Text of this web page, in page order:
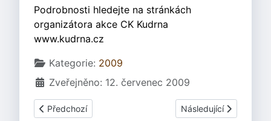
Podrobnosti hledejte na stránkách
organizátora akce CK Kudrna
www.kudrna.cz
Základní údaje
Kategorie: 2009
Zveřejněno: 12. červenec 2009
Předchozí článek: Keltové v jižních Čechách
Předchozí Další článek: Beltine
Následující